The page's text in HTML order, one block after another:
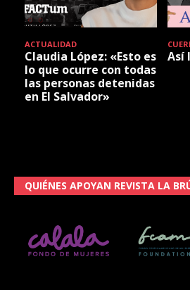
ACTUALIDAD
Claudia López: «Esto es
lo que ocurre con todas
las personas detenidas
en El Salvador»
Así
QUIÉNES APOYAN REVISTA LA